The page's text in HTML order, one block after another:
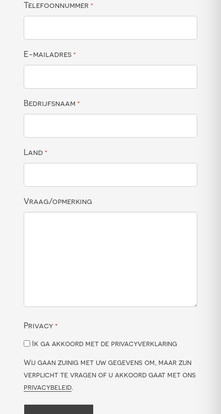
Telefoonnummer *
E-mailadres *
Bedrijfsnaam *
Land *
Vraag/opmerking
Privacy *
Ik ga akkoord met de privacyverklaring
Wij gaan zuinig met uw gegevens om, maar zijn
verplicht te vragen of u akkoord gaat met ons
privacybeleid.